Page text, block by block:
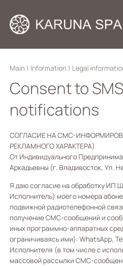
Main | Information | Legal
Consent to SMS
notifications
СОГЛАСИЕ НА СМС-
РЕКЛАМНОГО ХАРАКТЕРА)
От Индивидуального
Аркадьевны (г. Владивосток, Ул.
Я даю согласие на обработку ИП
Исполнитель) моего номера
подвижной радиотелефонной
получение СМС-сообщений и
иных программно-аппаратных
ограничиваясь ими): WhatsApp,
Исполнителя (в том числе с
массовой рассылки СМС-